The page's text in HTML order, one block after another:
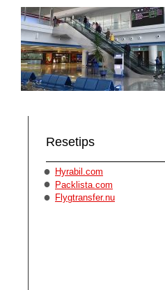
Resetips
Hyrabil.com
Packlista.com
Flygtransfer.nu